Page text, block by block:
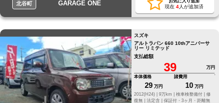
北谷町 GARAGE ONE 現在 4人が追加済
スズキ
アルトラパン 660 10thアニバーサ
リー リミテッド
支払総額
39
万円
本体価格
29 万円
諸費用
10 万円
2012(H24) |
9万km | 検車検整備付 | 修
復無 | 法定含 | 保証付・3ヶ月・距離無